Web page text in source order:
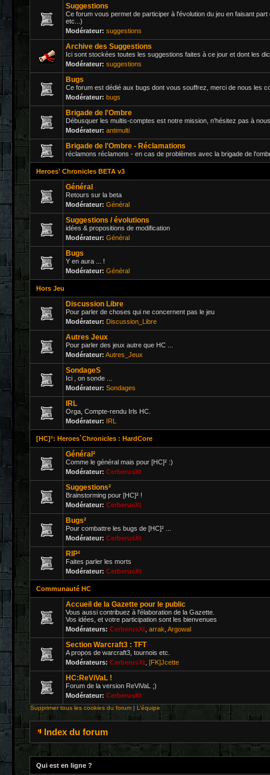
Suggestions
Ce forum vous permet de participer à l'évolution du jeu en faisant
etc...)
Modérateur: suggestions
Archive des Suggestions
Ici sont stockées toutes les suggestions faites à ce jour et dont les
Modérateur: suggestions
Bugs
Ce forum est dédié aux bugs dont vous souffrez, merci de nous les
Modérateur: bugs
Brigade de l'Ombre
Débusquer les multis-comptes est notre mission, n'hésitez pas à
Modérateur: antimulti
Brigade de l'Ombre - Réclamations
réclamons réclamons - en cas de problèmes avec la brigade de
Heroes' Chronicles BETA v3
Général
Retours sur la beta
Modérateur: Général
Suggestions / évolutions
idées & propositions de modification
Modérateur: Général
Bugs
Y en aura ... !
Modérateur: Général
Hors Jeu
Discussion Libre
Pour parler de choses qui ne concernent pas le jeu
Modérateur: Discussion_Libre
Autres Jeux
Pour parler des jeux autre que HC ...
Modérateur: Autres_Jeux
SondageS
Ici , on sonde ...
Modérateur: Sondages
IRL
Orga, Compte-rendu Irls HC.
Modérateur: IRL
[HC]²: Heroes`Chronicles : HardCore
Général²
Comme le général mais pour [HC]² :)
Modérateur: CerberusXt
Suggestions²
Brainstorming pour [HC]² !
Modérateur: CerberusXt
Bugs²
Pour combattre les bugs de [HC]² ...
Modérateur: CerberusXt
RIP²
Faites parler les morts
Modérateur: CerberusXt
Communauté HC
Accueil de la Gazette pour le public
Vous aussi contribuez à l'élaboration de la Gazette.
Vos idées, et votre participation sont les bienvenues
Modérateurs: CerberusXt arrak Argowal
Section Warcraft3 : TFT
A propos de warcraft3, tournois etc.
Modérateurs: CerberusXt [FK]Jcette
HC:ReViVaL !
Forum de la version ReViVaL ;)
Modérateur: CerberusXt
Supprimer tous les cookies du forum | L’équipe
Index du forum
Qui est en ligne ?